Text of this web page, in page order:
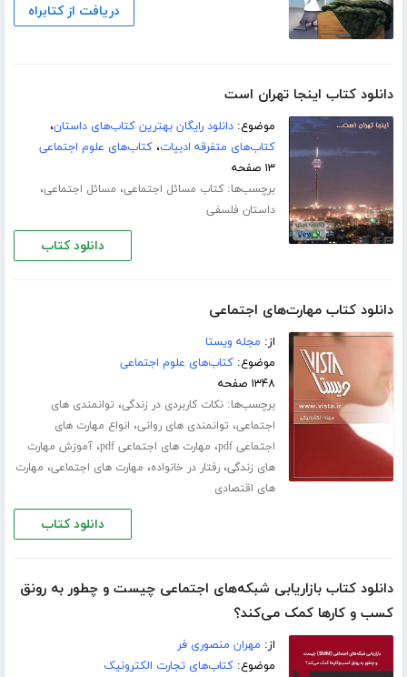
دریافت از کتابراه
دانلود کتاب اینجا تهران است
موضوع:دانلود رایگان بهترین کتاب‌های داستان،
کتاب‌های متفرقه ادبیات،کتاب‌های علوم اجتماعی
۱۳ صفحه
برچسب‌ها:کتاب مسائل اجتماعی، مسائل اجتماعی،
داستان فلسفی
دانلود کتاب
دانلود کتاب مهارت‌های اجتماعی
از: مجله ویستا
موضوع:کتاب‌های علوم اجتماعی
۱۳۴۸ صفحه
برچسب‌ها:نکات کاربردی در زندگی، توانمندی های
اجتماعی، توانمندی های روانی، انواع مهارت های
اجتماعی pdf
، مهارت های اجتماعی pdf ،آموزش مهارت
های زندگی،رفتار در خانواده، مهارت های اجتماعی، مهارت
های اقتصادی
دانلود کتاب
دانلود کتاب بازاریابی شبکه‌های اجتماعی چیست و چطور به رونق
کسب و‌ کارها کمک می‌کند؟
از: مهران منصوری فر
موضوع:کتاب‌های تجارت الکترونیک